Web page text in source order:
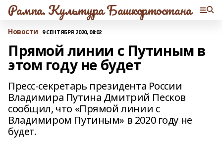
Рампа. Культура Башкортостана
Новости 9 СЕНТЯБРЯ 2020, 08:02
Прямой линии с Путиным в
этом году не будет
Пресс-секретарь президента России
Владимира Путина Дмитрий Песков
сообщил, что «Прямой линии с
Владимиром Путиным» в 2020 году не
будет.